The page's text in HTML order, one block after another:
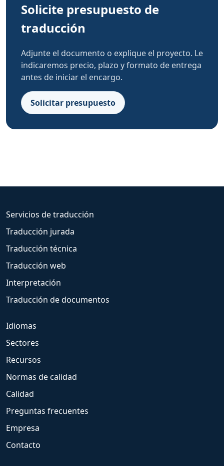
Solicite presupuesto de
traducción
Adjunte el documento o explique el proyecto. Le
indicaremos precio, plazo y formato de entrega
antes de iniciar el encargo.
Solicitar presupuesto
Servicios de traducción
Traducción jurada
Traducción técnica
Traducción web
Interpretación
Traducción de documentos
Idiomas
Sectores
Recursos
Normas de calidad
Calidad
Preguntas frecuentes
Empresa
Contacto